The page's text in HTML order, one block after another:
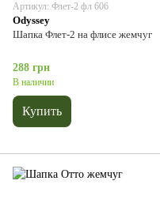
Артикул: Флет-2 фл 606
Odyssey
Шапка Флет-2 на флисе жемчуг
288 грн
В наличии
Купить